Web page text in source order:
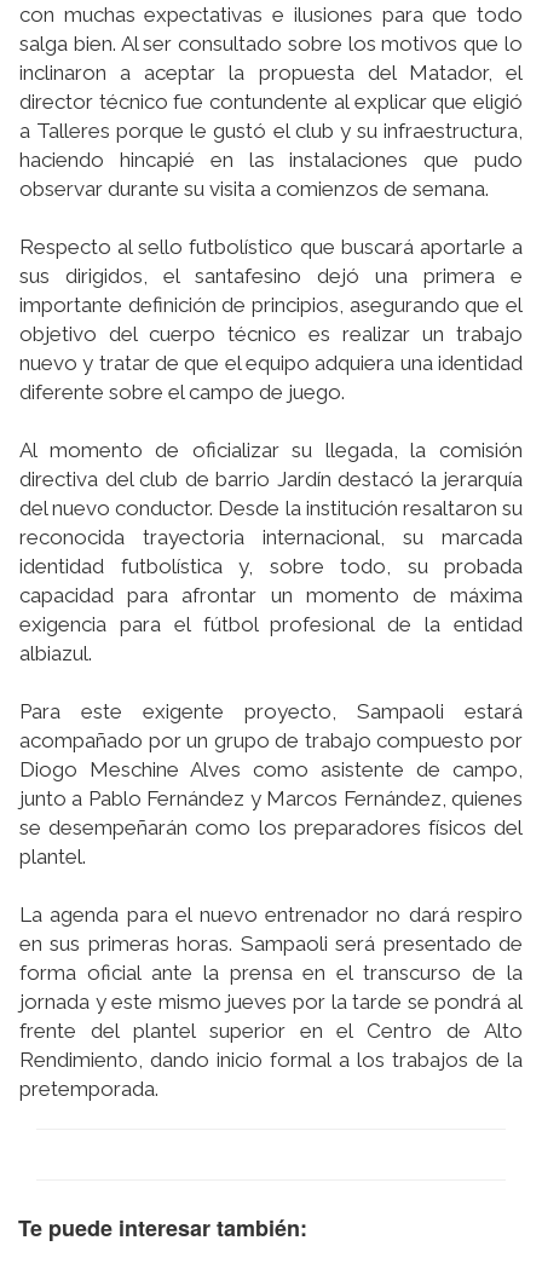
con muchas expectativas e ilusiones para que todo
salga bien. Al ser consultado sobre los motivos que lo
inclinaron a aceptar la propuesta del Matador, el
director técnico fue contundente al explicar que eligió
a Talleres porque le gustó el club y su infraestructura,
haciendo hincapié en las instalaciones que pudo
observar durante su visita a comienzos de semana.
Respecto al sello futbolístico que buscará aportarle a
sus dirigidos, el santafesino dejó una primera e
importante definición de principios, asegurando que el
objetivo del cuerpo técnico es realizar un trabajo
nuevo y tratar de que el equipo adquiera una identidad
diferente sobre el campo de juego.
Al momento de oficializar su llegada, la comisión
directiva del club de barrio Jardín destacó la jerarquía
del nuevo conductor. Desde la institución resaltaron su
reconocida trayectoria internacional, su marcada
identidad futbolística y, sobre todo, su probada
capacidad para afrontar un momento de máxima
exigencia para el fútbol profesional de la entidad
albiazul.
Para este exigente proyecto, Sampaoli estará
acompañado por un grupo de trabajo compuesto por
Diogo Meschine Alves como asistente de campo,
junto a Pablo Fernández y Marcos Fernández, quienes
se desempeñarán como los preparadores físicos del
plantel.
La agenda para el nuevo entrenador no dará respiro
en sus primeras horas. Sampaoli será presentado de
forma oficial ante la prensa en el transcurso de la
jornada y este mismo jueves por la tarde se pondrá al
frente del plantel superior en el Centro de Alto
Rendimiento, dando inicio formal a los trabajos de la
pretemporada.
Te puede interesar también: